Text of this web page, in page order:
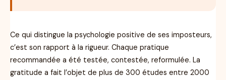
Ce qui distingue la psychologie positive de ses imposteurs,
c’est son rapport à la rigueur. Chaque pratique
recommandée a été testée, contestée, reformulée. La
gratitude a fait l’objet de plus de 300 études entre 2000